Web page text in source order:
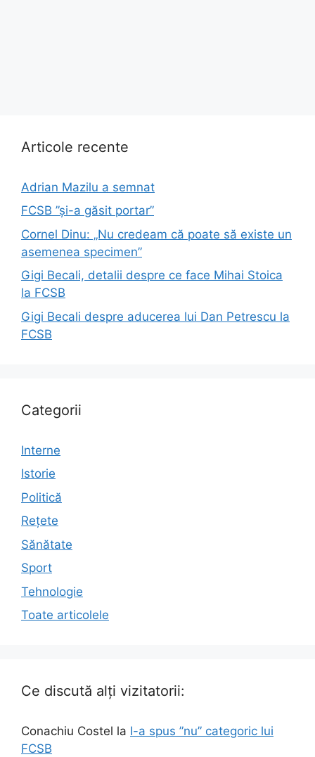
Articole recente
Adrian Mazilu a semnat
FCSB ”și-a găsit portar”
Cornel Dinu: „Nu credeam că poate să existe un
asemenea specimen”
Gigi Becali, detalii despre ce face Mihai Stoica
la FCSB
Gigi Becali despre aducerea lui Dan Petrescu la
FCSB
Categorii
Interne
Istorie
Politică
Rețete
Sănătate
Sport
Tehnologie
Toate articolele
Ce discută alți vizitatorii:
Conachiu Costel la I-a spus ”nu” categoric lui
FCSB